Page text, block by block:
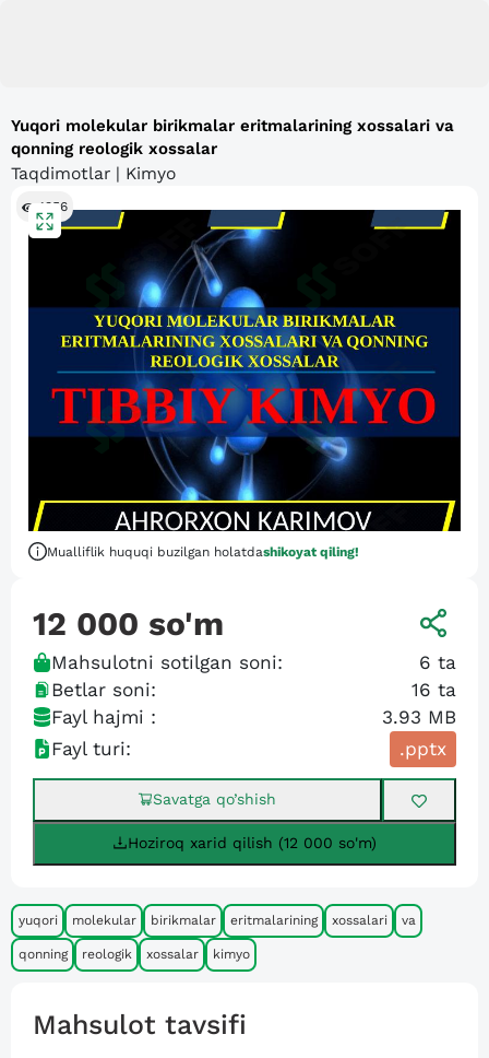
Yuqori molekular birikmalar eritmalarining xossalari va
qonning reologik xossalar
Taqdimotlar | Kimyo
1356
Mualliflik huquqi buzilgan holatdashikoyat qiling!
12 000 so'm
Mahsulotni sotilgan soni: 6 ta
Betlar soni:
16 ta
Fayl hajmi :
3.93 MB
Fayl turi:
.pptx
Savatga qo’shish
Hoziroq xarid qilish (12 000 so'm)
yuqori molekular birikmalar eritmalarining xossalari va
qonning reologik xossalar kimyo
Mahsulot tavsifi